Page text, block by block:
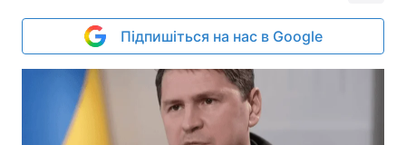
Підпишіться на нас в Google